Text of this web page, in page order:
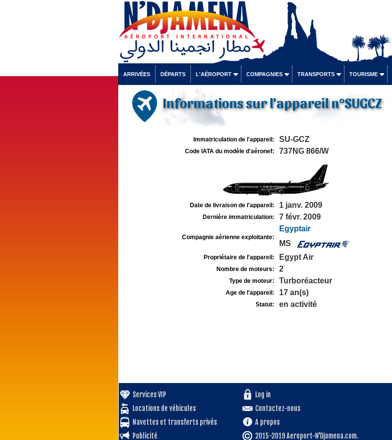
ARRIVÉES DÉPARTS L'AÉROPORT COMPAGNIES TRANSPORTS TOURISME
Informations sur l'appareil n°SUGCZ
Immatriculation de l'appareil: SU-GCZ
Code IATA du modèle d'aéronef: 737NG 866/W
Date de livraison de l'appareil: 1 janv. 2009
Dernière immatriculation: 7 févr. 2009
Compagnie aérienne exploitante:
Egyptair
MS
Propriétaire de l'appareil: Egypt Air
Nombre de moteurs: 2
Type de moteur: Turboréacteur
Age de l'appareil: 17 an(s)
Statut: en activité
Services VIP
Locations de véhicules
Navettes et transferts privés
Publicité
Log in
Contactez-nous
A propos
2015-2019 Aeroport-N'Djamena.com.